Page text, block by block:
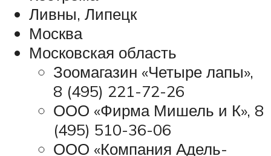
Ливны, Липецк
Москва
Московская область
Зоомагазин «Четыре лапы»,
8 (495) 221-72-26
ООО «Фирма Мишель и К», 8
(495) 510-36-06
ООО «Компания Адель-